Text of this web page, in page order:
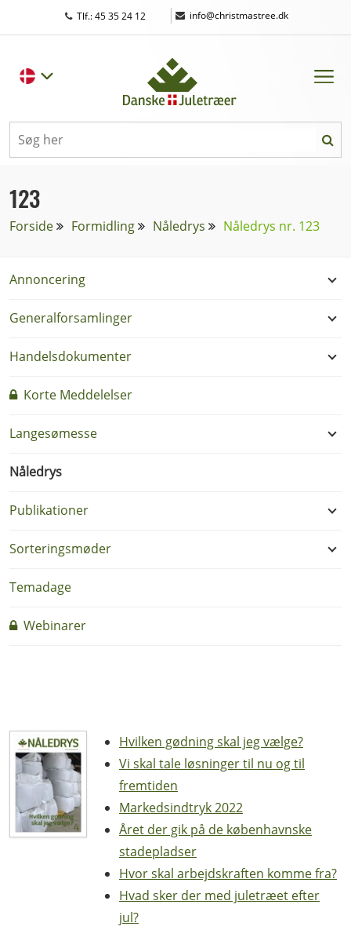
Tlf.: 45 35 24 12 | info@christmastree.dk
123
Forside Formidling Nåledrys Nåledrys nr. 123
Annoncering
Generalforsamlinger
Handelsdokumenter
Korte Meddelelser
Langesømesse
Nåledrys
Publikationer
Sorteringsmøder
Temadage
Webinarer
Hvilken gødning skal jeg vælge?
Vi skal tale løsninger til nu og til
fremtiden
Markedsindtryk 2022
Året der gik på de københavnske
stadepladser
Hvor skal arbejdskraften komme fra?
Hvad sker der med juletræet efter
jul?